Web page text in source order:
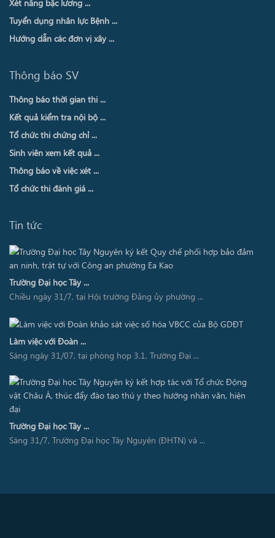
Xét nâng bậc lương ...
Tuyển dụng nhân lực Bệnh ...
Hướng dẫn các đơn vị xây ...
Thông báo SV
Thông báo thời gian thi ...
Kết quả kiểm tra nội bộ ...
Tổ chức thi chứng chỉ ...
Sinh viên xem kết quả ...
Thông báo về việc xét ...
Tổ chức thi đánh giá ...
Tin tức
Trường Đại học Tây ...
Chiều ngày 31/7, tại Hội trường Đảng ủy phường ...
Làm việc với Đoàn ...
Sáng ngày 31/07, tại phòng họp 3.1, Trường Đại ...
Trường Đại học Tây ...
Sáng 31/7, Trường Đại học Tây Nguyên (ĐHTN) và ...